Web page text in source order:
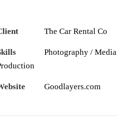
The Car Rental Co
Photography / Media
Goodlayers.com